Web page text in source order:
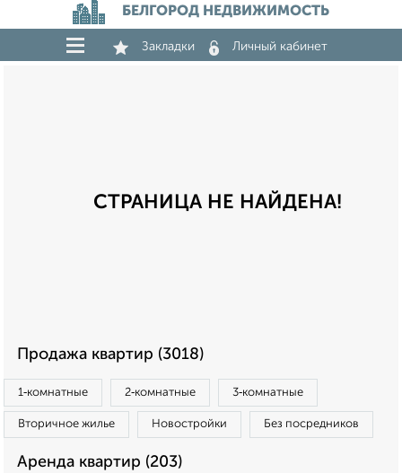
БЕЛГОРОД НЕДВИЖИМОСТЬ
Закладки Личный кабинет
СТРАНИЦА НЕ НАЙДЕНА!
Продажа квартир (3018)
1‑комнатные 2‑комнатные 3‑комнатные
Вторичное жилье Новостройки Без посредников
Аренда квартир (203)